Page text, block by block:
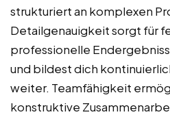
strukturiert an komplexen
Detailgenauigkeit sorgt für
professionelle
und bildest dich
weiter. Teamfähigkeit
konstruktive